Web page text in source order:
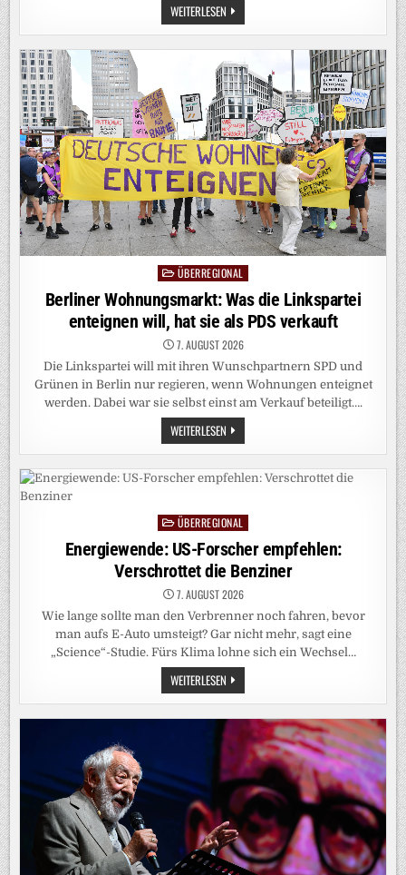
WEITERLESEN F.A.Z.
FRÜHDENKER:
BAUEN
DIE
UKRAINE
UND
SERBIEN
BALD
ZUSAMMEN
DROHNEN?
PostedÜBERREGIONAL
Berliner Wohnungsmarkt: Was die Linkspartei
enteignen will, hat sie als PDS verkauft
7. AUGUST 2026
Die Linkspartei will mit ihren Wunschpartnern SPD und
Grünen in Berlin nur regieren, wenn Wohnungen enteignet
werden. Dabei war sie selbst einst am Verkauf beteiligt….
WEITERLESEN BERLINER
WOHNUNGSMARKT:
WAS
DIE
LINKSPARTEI
HAT
SIE
ALS
PDS
VERKAUFT
PostedÜBERREGIONAL
Energiewende: US-Forscher empfehlen:
Verschrottet die Benziner
7. AUGUST 2026
Wie lange sollte man den Verbrenner noch fahren, bevor
man aufs E-Auto umsteigt? Gar nicht mehr, sagt eine
„Science“-Studie. Fürs Klima lohne sich ein Wechsel…
WEITERLESEN ENERGIEWENDE:
US-
FORSCHER
EMPFEHLEN:
VERSCHROTTET
BENZINER